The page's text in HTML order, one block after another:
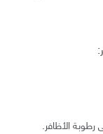
الأظافر.